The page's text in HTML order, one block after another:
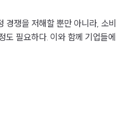
경쟁을 저해할 뿐만 아니라, 소
필요하다. 이와 함께 기업들